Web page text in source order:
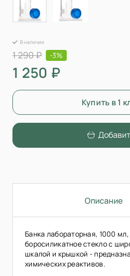
В наличии
1 290 ₽
1 250 ₽
-3%
Купить в 1
Описание
Банка лабораторная, 1000
боросиликатное стекло с
шкалой и крышкой -
химических реактивов.